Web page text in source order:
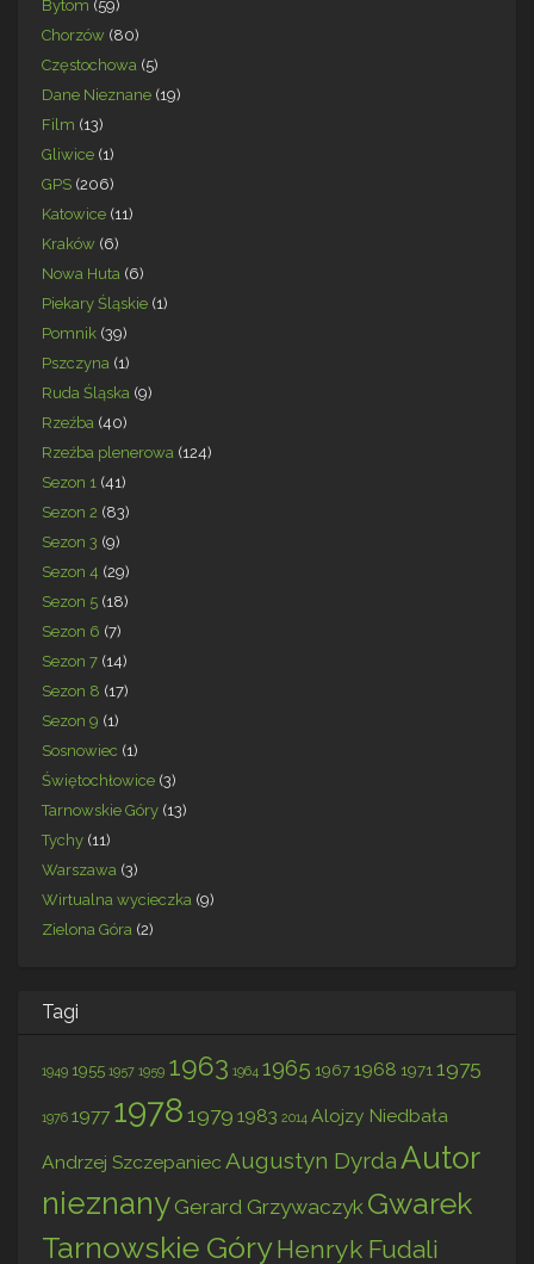
Bytom (59)
Chorzów (80)
Częstochowa (5)
Dane Nieznane (19)
Film (13)
Gliwice (1)
GPS (206)
Katowice (11)
Kraków (6)
Nowa Huta (6)
Piekary Śląskie (1)
Pomnik (39)
Pszczyna (1)
Ruda Śląska (9)
Rzeźba (40)
Rzeźba plenerowa (124)
Sezon 1 (41)
Sezon 2 (83)
Sezon 3 (9)
Sezon 4 (29)
Sezon 5 (18)
Sezon 6 (7)
Sezon 7 (14)
Sezon 8 (17)
Sezon 9 (1)
Sosnowiec (1)
Świętochłowice (3)
Tarnowskie Góry (13)
Tychy (11)
Warszawa (3)
Wirtualna wycieczka (9)
Zielona Góra (2)
Tagi
1949 1955 1957 1959 1963 1964 1965 19671968 1971 1975
1976 1977 1978 1979 1983 2014 Alojzy Niedbała
Andrzej Szczepaniec Augustyn Dyrda Autor
nieznany Gerard Grzywaczyk Gwarek
Tarnowskie GóryHenryk Fudali